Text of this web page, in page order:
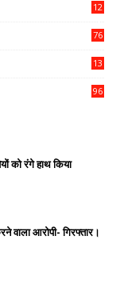
12
76
13
96
को रंगे हाथ किया
वाला आरोपी- गिरफ्तार।